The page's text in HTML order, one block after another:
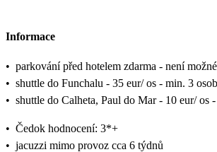
Informace
• parkování před hotelem zdarma - není
• shuttle do Funchalu - 35 eur/ os - min. 3
• shuttle do Calheta, Paul do Mar - 10 eur/ os
• Čedok hodnocení: 3*+
• jacuzzi mimo provoz cca 6 týdnů